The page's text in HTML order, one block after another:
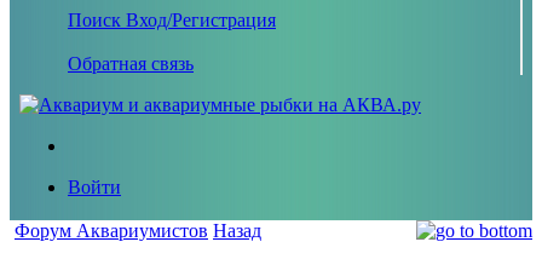
Поиск Вход/Регистрация
Обратная связь
Войти
Форум Аквариумистов Назад